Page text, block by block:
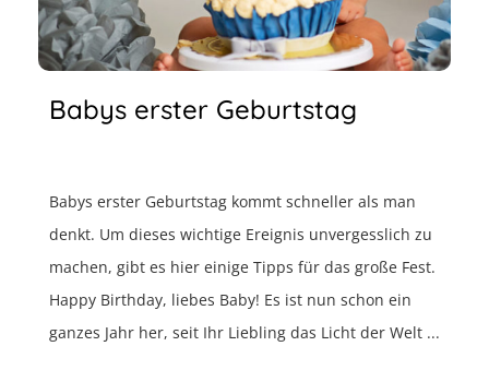
Babys erster Geburtstag
Babys erster Geburtstag kommt schneller als man
denkt. Um dieses wichtige Ereignis unvergesslich zu
machen, gibt es hier einige Tipps für das große Fest.
Happy Birthday, liebes Baby! Es ist nun schon ein
ganzes Jahr her, seit Ihr Liebling das Licht der Welt ...